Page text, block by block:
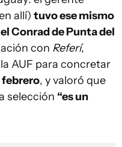
allí) tuvo ese mismo
Conrad de Punta del
con Referí,
AUF para concretar
febrero, y valoró que
selección “es un